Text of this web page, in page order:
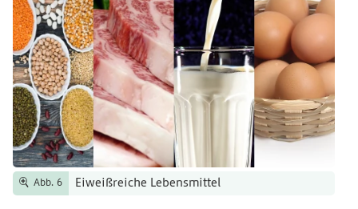
Abb. 6 Eiweißreiche Lebensmittel